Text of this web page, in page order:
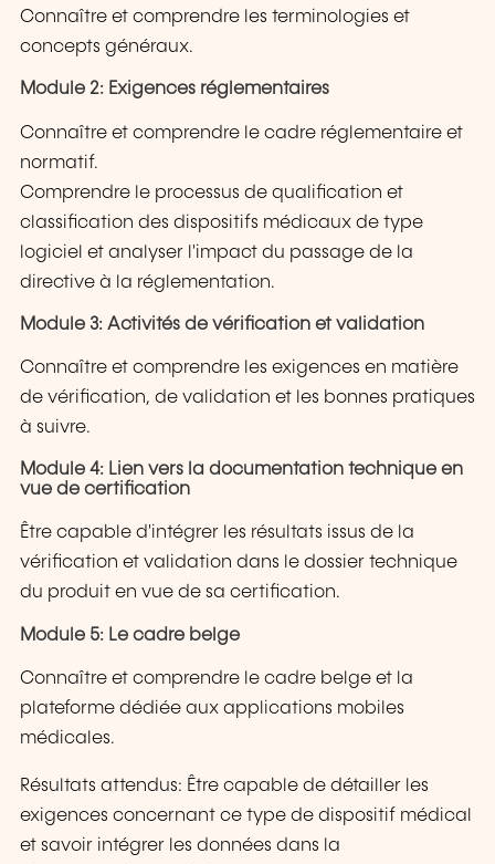
Connaître et comprendre les terminologies et
concepts généraux.
Module 2: Exigences réglementaires
Connaître et comprendre le cadre réglementaire et
normatif.
Comprendre le processus de qualification et
classification des dispositifs médicaux de type
logiciel et analyser l'impact du passage de la
directive à la réglementation.
Module 3: Activités de vérification et validation
Connaître et comprendre les exigences en matière
de vérification, de validation et les bonnes pratiques
à suivre.
Module 4: Lien vers la documentation technique en
vue de certification
Être capable d'intégrer les résultats issus de la
vérification et validation dans le dossier technique
du produit en vue de sa certification.
Module 5: Le cadre belge
Connaître et comprendre le cadre belge et la
plateforme dédiée aux applications mobiles
médicales.
Résultats attendus: Être capable de détailler les
exigences concernant ce type de dispositif médical
et savoir intégrer les données dans la